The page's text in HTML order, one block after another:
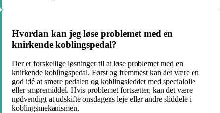
Hvordan kan jeg løse problemet med en
knirkende koblingspedal?
Der er forskellige løsninger til at løse problemet med en
knirkende koblingspedal. Først og fremmest kan det være en
god idé at smøre pedalen og koblingsleddet med specialolie
eller smøremiddel. Hvis problemet fortsætter, kan det være
nødvendigt at udskifte onsdagens leje eller andre sliddele i
koblingsmekanismen.